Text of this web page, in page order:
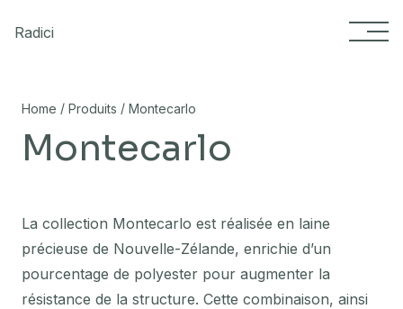
Radici
Home / Produits / Montecarlo
Montecarlo
La collection Montecarlo est réalisée en laine
précieuse de Nouvelle-Zélande, enrichie d’un
pourcentage de polyester pour augmenter la
résistance de la structure. Cette combinaison, ainsi